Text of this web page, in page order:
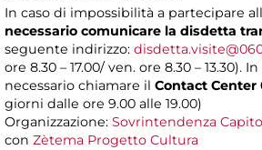
In caso di impossibilità a partecipare
necessario comunicare la disdetta
seguente indirizzo:
ore 8.30 – 17.00/ ven. ore 8.30 – 13.30).
necessario chiamare il Contact Center
giorni dalle ore 9.00 alle 19.00)
Organizzazione: Sovrintendenza
con Zètema Progetto Cultura